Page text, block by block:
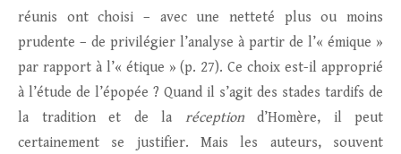
réunis ont choisi – avec une netteté plus ou moins
prudente – de privilégier l’analyse à partir de l’« émique »
par rapport à l’« étique » (p. 27). Ce choix est-il approprié
à l’étude de l’épopée ? Quand il s’agit des stades tardifs de
la tradition et de la réceptiond’Homère, il peut
certainement se justifier. Mais les auteurs, souvent